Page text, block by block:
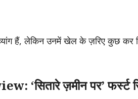
हैं, लेकिन उनमें खेल के ज़रिए कुछ
ज़मीन पर’ फर्स्ट